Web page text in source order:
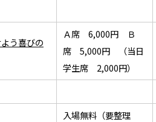
う喜びの
Ａ席 6,000円 Ｂ
席 5,000円 （当日
学生席 2,000円）
入場無料（要整理